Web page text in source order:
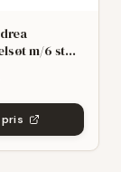
m/6 stole
pris